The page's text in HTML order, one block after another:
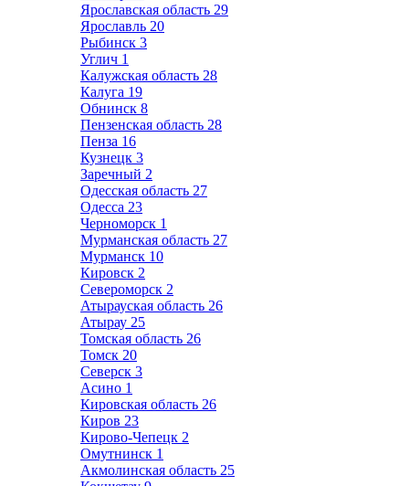
Ярославская область 29
Ярославль 20
Рыбинск 3
Углич 1
Калужская область 28
Калуга 19
Обнинск 8
Пензенская область 28
Пенза 16
Кузнецк 3
Заречный 2
Одесская область 27
Одесса 23
Черноморск 1
Мурманская область 27
Мурманск 10
Кировск 2
Североморск 2
Атырауская область 26
Атырау 25
Томская область 26
Томск 20
Северск 3
Асино 1
Кировская область 26
Киров 23
Кирово-Чепецк 2
Омутнинск 1
Акмолинская область 25